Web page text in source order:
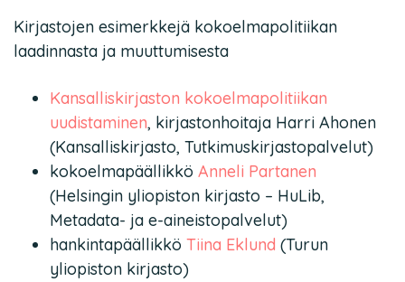
Kirjastojen esimerkkejä kokoelmapolitiikan
laadinnasta ja muuttumisesta
Kansalliskirjaston kokoelmapolitiikan
uudistaminen, kirjastonhoitaja Harri Ahonen
(Kansalliskirjasto, Tutkimuskirjastopalvelut)
kokoelmapäällikkö Anneli Partanen
(Helsingin yliopiston kirjasto – HuLib,
Metadata- ja e-aineistopalvelut)
hankintapäällikkö Tiina Eklund (Turun
yliopiston kirjasto)